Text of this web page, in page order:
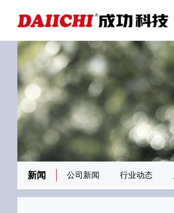
刊物专题
金属隔断
新闻 公司新闻 行业动态